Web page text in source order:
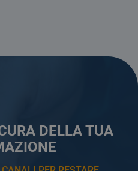
DELLA TUA